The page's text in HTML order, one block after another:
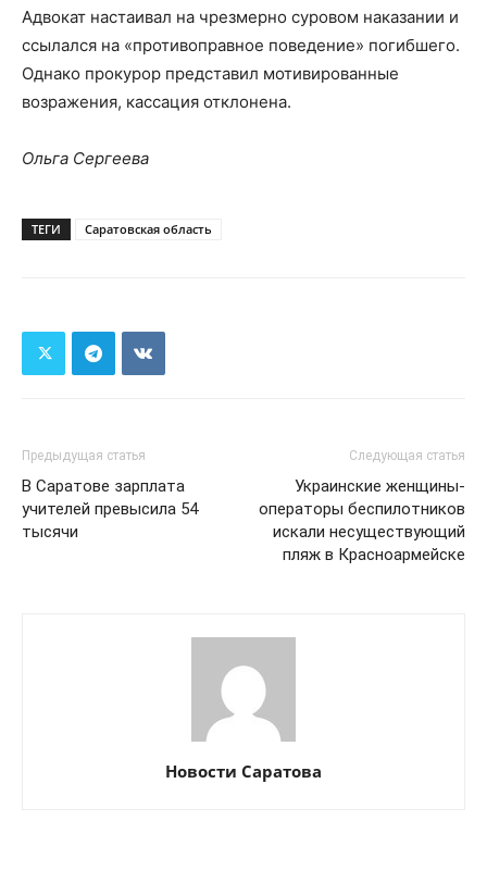
Адвокат настаивал на чрезмерно суровом наказании и
ссылался на «противоправное поведение» погибшего.
Однако прокурор представил мотивированные
возражения, кассация отклонена.
Ольга Сергеева
ТЕГИ Саратовская область
Предыдущая статья
В Саратове зарплата
учителей превысила 54
тысячи
Следующая статья
Украинские женщины-
операторы беспилотников
искали несуществующий
пляж в Красноармейске
Новости Саратова